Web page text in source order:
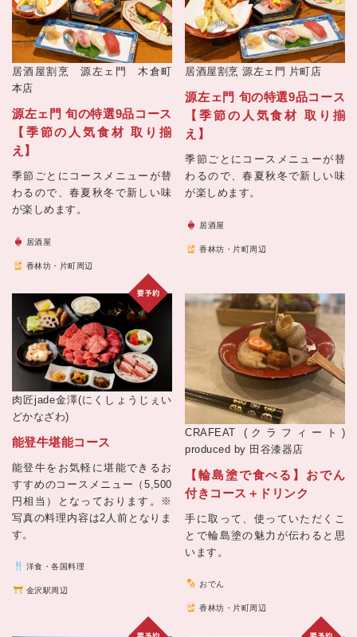
居酒屋割烹 源左ェ門 木倉町
本店
源左ェ門 旬の特選9品コース
【季節の人気食材 取り揃
え】
季節ごとにコースメニューが替
わるので、春夏秋冬で新しい味
が楽しめます。
居酒屋
香林坊・片町周辺
居酒屋割烹 源左ェ門 片町店
源左ェ門 旬の特選9品コース
【季節の人気食材 取り揃
え】
季節ごとにコースメニューが替
わるので、春夏秋冬で新しい味
が楽しめます。
居酒屋
香林坊・片町周辺
肉匠jade金澤(にくしょうじぇい
どかなざわ)
能登牛堪能コース
能登牛をお気軽に堪能できるお
すすめのコースメニュー（5,500
円相当）となっております。※
写真の料理内容は2人前となりま
す。
洋食・各国料理
金沢駅周辺
CRAFEAT (クラフィート)
produced by 田谷漆器店
【輪島塗で食べる】おでん
付きコース＋ドリンク
手に取って、使っていただくこ
とで輪島塗の魅力が伝わると思
います。
おでん
香林坊・片町周辺